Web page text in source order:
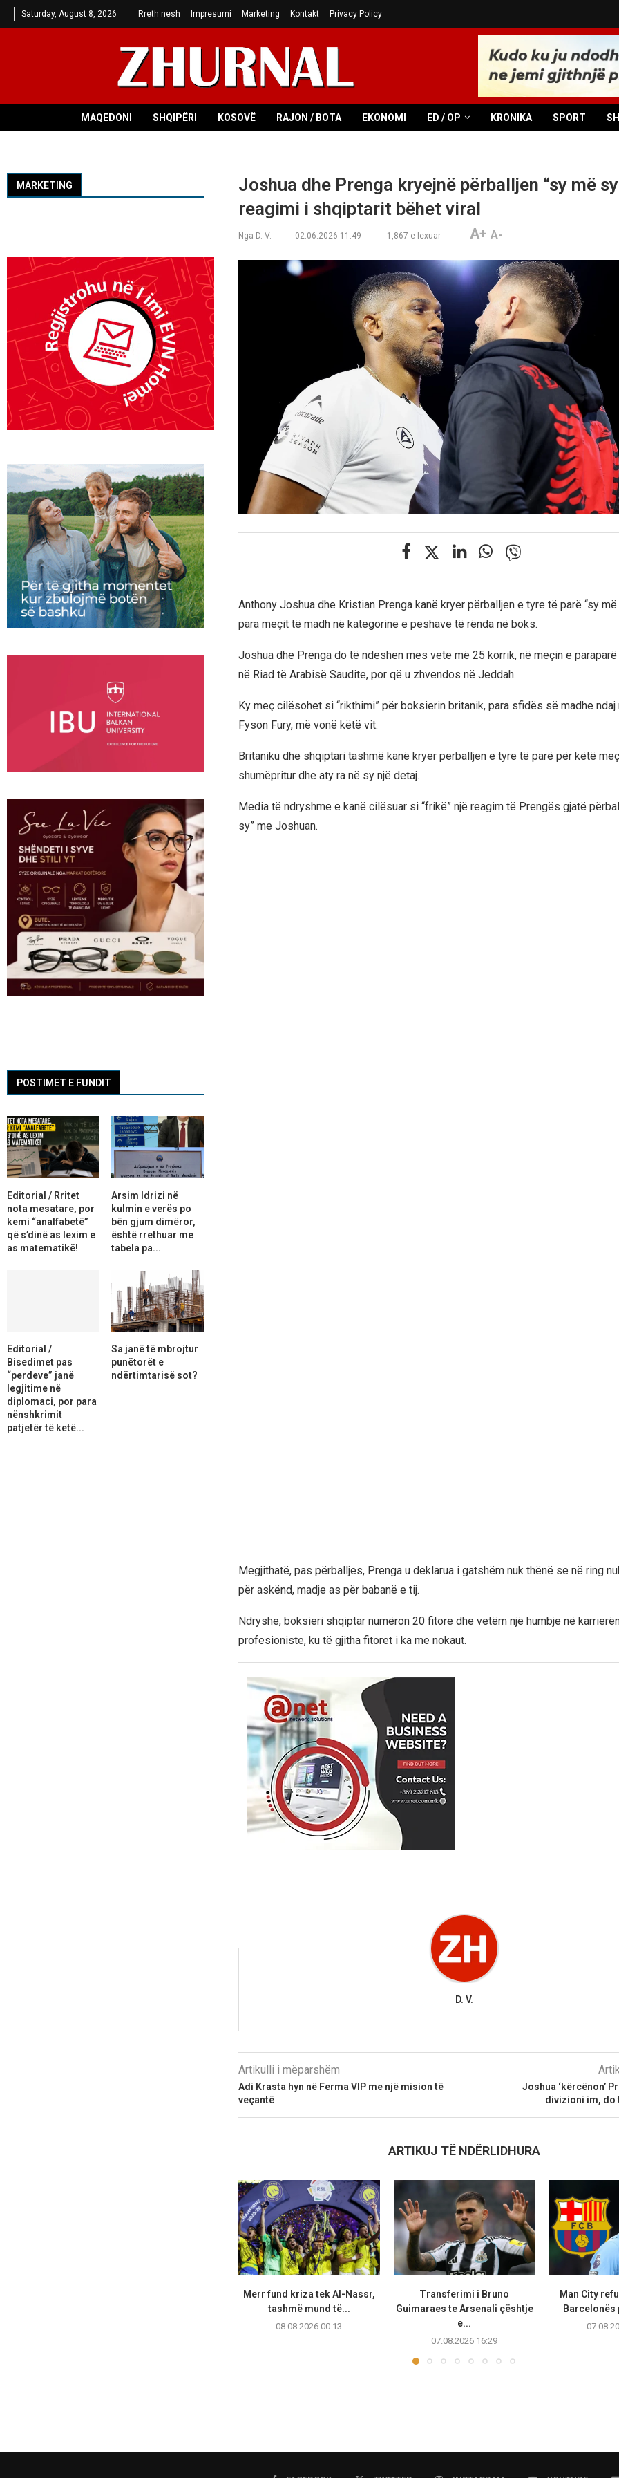
Saturday, August 8, 2026 Rreth nesh Impresumi Marketing Kontakt Privacy Policy
MAQEDONI SHQIPËRI KOSOVË RAJON / BOTA EKONOMI ED / OP KRONIKA SPORT
Joshua dhe Prenga kryejnë përballjen “sy më
reagimi i shqiptarit bëhet viral
Nga D. V. 02.06.2026 11:49 1,867 e lexuar A+ A-
Anthony Joshua dhe Kristian Prenga kanë kryer përballjen e tyre të parë “sy më
para meçit të madh në kategorinë e peshave të rënda në boks.
Joshua dhe Prenga do të ndeshen mes vete më 25 korrik, në meçin e
në Riad të Arabisë Saudite, por që u zhvendos në Jeddah.
Ky meç cilësohet si “rikthimi” për boksierin britanik, para sfidës së madhe
Fyson Fury, më vonë këtë vit.
Britaniku dhe shqiptari tashmë kanë kryer perballjen e tyre të parë për këtë
shumëpritur dhe aty ra në sy një detaj.
Media të ndryshme e kanë cilësuar si “frikë” një reagim të Prengës gjatë
sy” me Joshuan.
Megjithatë, pas përballjes, Prenga u deklarua i gatshëm nuk thënë se në ring
për askënd, madje as për babanë e tij.
Ndryshe, boksieri shqiptar numëron 20 fitore dhe vetëm një humbje në
profesioniste, ku të gjitha fitoret i ka me nokaut.
D. V.
Artikulli i mëparshëm
Adi Krasta hyn në Ferma VIP me një mision të
veçantë
Joshua ‘kërcënon’
divizioni im, do
ARTIKUJ TË NDËRLIDHURA
Merr fund kriza tek Al-Nassr,
tashmë mund të...
08.08.2026 00:13
Transferimi i Bruno
Guimaraes te Arsenali çështje
e...
07.08.2026 16:29
Man City
Barcelonës
MARKETING
POSTIMET E FUNDIT
Editorial / Rritet
nota mesatare, por
kemi “analfabetë”
që s’dinë as lexim e
as matematikë!
Arsim Idrizi në
kulmin e verës po
bën gjum dimëror,
është rrethuar me
tabela pa...
Editorial /
Bisedimet pas
“perdeve” janë
legjitime në
diplomaci, por para
nënshkrimit
patjetër të ketë...
Sa janë të mbrojtur
punëtorët e
ndërtimtarisë sot?